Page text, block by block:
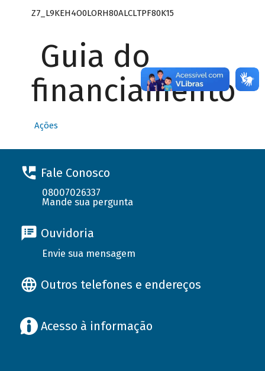
Z7_L9KEH4O0LORH80ALCLTPF80K15
Guia do
financiamento
Ações
Fale Conosco
08007026337
Mande sua pergunta
Ouvidoria
Envie sua mensagem
Outros telefones e endereços
Acesso à informação